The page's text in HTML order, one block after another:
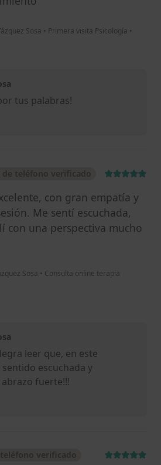
Sosa • Primera visita Psicología •
tus palabras!
con gran empatía y
Me sentí escuchada,
con una perspectiva mucho
Sosa • Consulta online terapia
leer que, en este
escuchada y
fuerte!!!